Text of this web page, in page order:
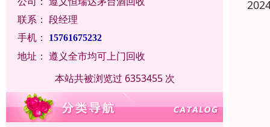
联系： 段经理
手机：
15761675232
地址： 遵义全市均可上门回收
本站共被浏览过 6353455 次